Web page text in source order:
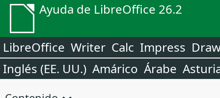
Ayuda de LibreOffice 26.2
LibreOffice Writer Calc Impress
Inglés (EE. UU.) Amárico Árabe